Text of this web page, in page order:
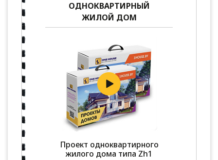
ОДНОКВАРТИРНЫЙ
ЖИЛОЙ ДОМ
Проект одноквартирного
жилого дома типа Zh1